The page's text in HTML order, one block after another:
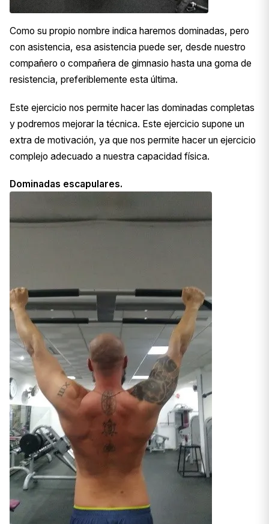
Como su propio nombre indica haremos dominadas, pero
con asistencia, esa asistencia puede ser, desde nuestro
compañero o compañera de gimnasio hasta una goma de
resistencia, preferiblemente esta última.
Este ejercicio nos permite hacer las dominadas completas
y podremos mejorar la técnica. Este ejercicio supone un
extra de motivación, ya que nos permite hacer un ejercicio
complejo adecuado a nuestra capacidad física.
Dominadas escapulares.